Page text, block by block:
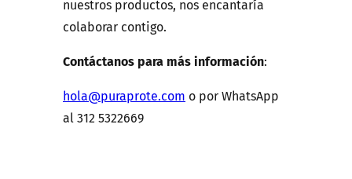
nuestros productos, nos encantaría
colaborar contigo.
Contáctanos para más información:
hola@puraprote.com o por WhatsApp
al 312 5322669